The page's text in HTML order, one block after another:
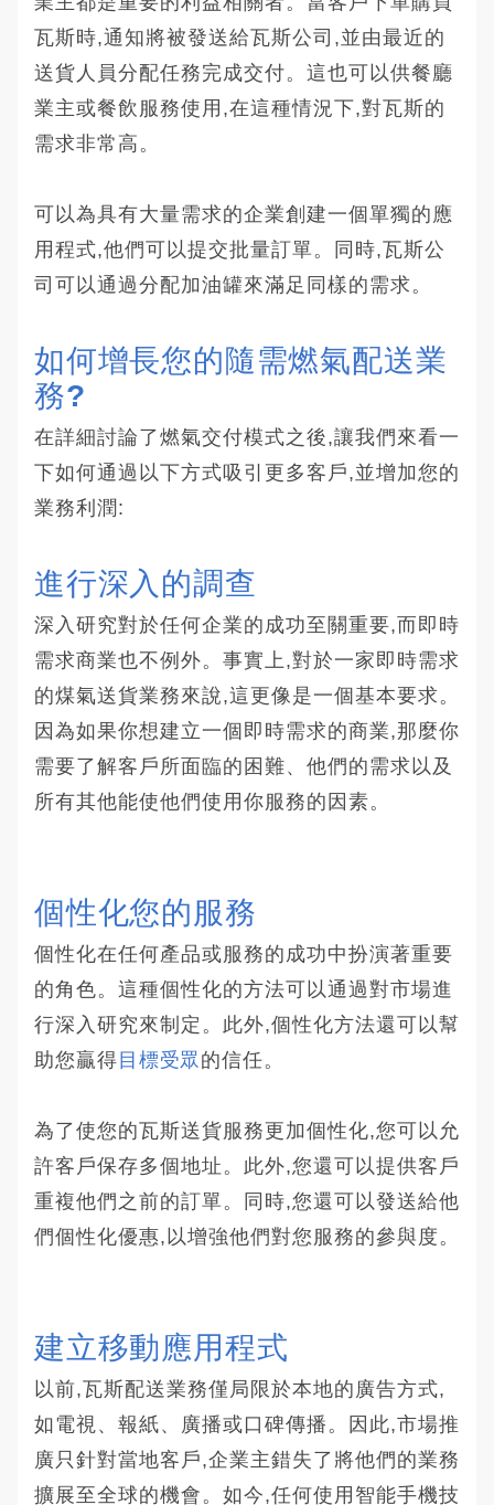
瓦斯時,通知將被發送給瓦斯公司,並由最近的
送貨人員分配任務完成交付。這也可以供餐廳
業主或餐飲服務使用,在這種情況下,對瓦斯的
需求非常高。
可以為具有大量需求的企業創建一個單獨的應
用程式,他們可以提交批量訂單。同時,瓦斯公
司可以通過分配加油罐來滿足同樣的需求。
如何增長您的隨需燃氣配送業
務?
在詳細討論了燃氣交付模式之後,讓我們來看一
下如何通過以下方式吸引更多客戶,並增加您的
業務利潤:
進行深入的調查
深入研究對於任何企業的成功至關重要,而即時
需求商業也不例外。事實上,對於一家即時需求
的煤氣送貨業務來說,這更像是一個基本要求。
因為如果你想建立一個即時需求的商業,那麼你
需要了解客戶所面臨的困難、他們的需求以及
所有其他能使他們使用你服務的因素。
個性化您的服務
個性化在任何產品或服務的成功中扮演著重要
的角色。這種個性化的方法可以通過對市場進
行深入研究來制定。此外,個性化方法還可以幫
助您贏得目標受眾 的信任。
為了使您的瓦斯送貨服務更加個性化,您可以允
許客戶保存多個地址。此外,您還可以提供客戶
重複他們之前的訂單。同時,您還可以發送給他
們個性化優惠,以增強他們對您服務的參與度。
建立移動應用程式
以前,瓦斯配送業務僅局限於本地的廣告方式,
如電視、報紙、廣播或口碑傳播。因此,市場推
廣只針對當地客戶,企業主錯失了將他們的業務
擴展至全球的機會。如今,任何使用智能手機技